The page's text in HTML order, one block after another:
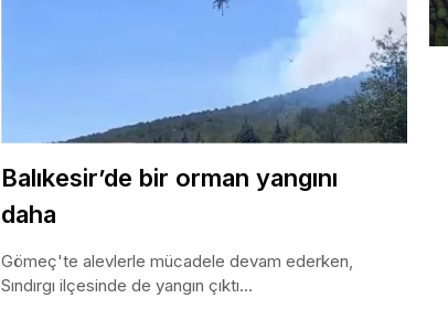
Balıkesir’de bir orman yangını
daha
Gömeç'te alevlerle mücadele devam ederken,
Sındırgı ilçesinde de yangın çıktı...